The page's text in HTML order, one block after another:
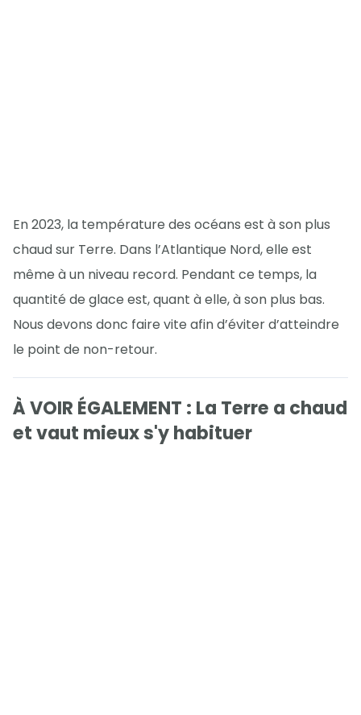
En 2023, la température des océans est à son plus
chaud sur Terre. Dans l’Atlantique Nord, elle est
même à un niveau record. Pendant ce temps, la
quantité de glace est, quant à elle, à son plus bas.
Nous devons donc faire vite afin d’éviter d’atteindre
le point de non-retour.
À VOIR ÉGALEMENT : La Terre a chaud
et vaut mieux s'y habituer